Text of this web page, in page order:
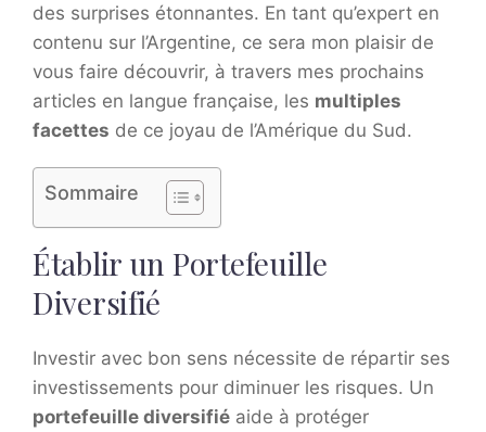
des surprises étonnantes. En tant qu’expert en
contenu sur l’Argentine, ce sera mon plaisir de
vous faire découvrir, à travers mes prochains
articles en langue française, les multiples
facettes de ce joyau de l’Amérique du Sud.
Sommaire
Établir un Portefeuille
Diversifié
Investir avec bon sens nécessite de répartir ses
investissements pour diminuer les risques. Un
portefeuille diversifié aide à protéger